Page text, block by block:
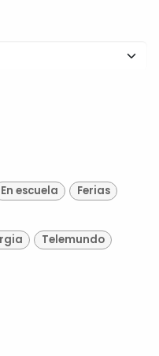
En escuela Ferias
Telemundo